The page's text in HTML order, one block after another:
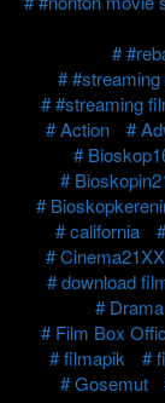
#streaming
Action
california
download
Drama
Film Box
filmapik
Gosemut